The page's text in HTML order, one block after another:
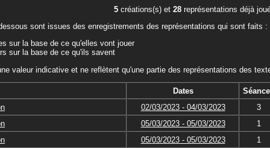
5créations(s) et 28représentations déjà
sont issues des enregistrements des représentations qui sont faits :
sur la base de ce qu'elles vont jouer
sur la base de ce qu'ils savent
valeur indicative et ne reflètent qu'une partie des représentations des
Dates
02/03/2023 - 04/03/2023 3
05/03/2023 - 05/03/2023 1
05/03/2023 - 05/03/2023 1